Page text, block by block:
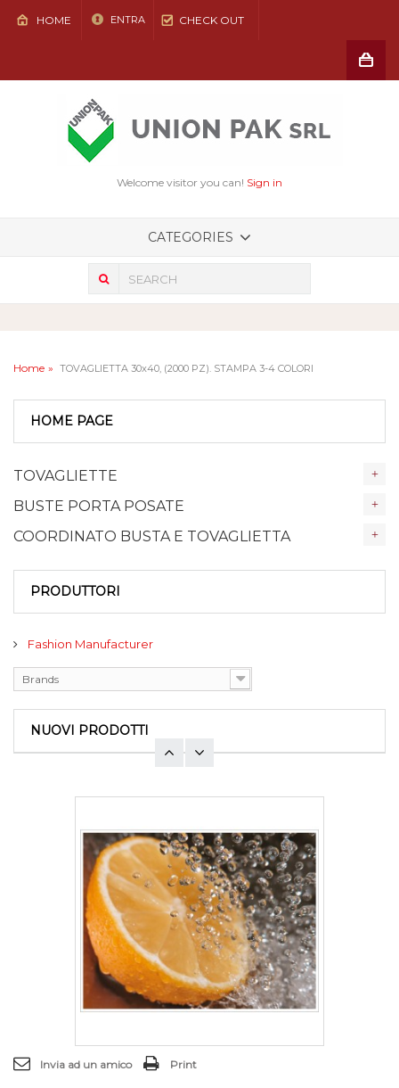
HOME ENTRA CHECK OUT
Welcome visitor you can! Sign in
CATEGORIES
Home TOVAGLIETTA 30x40, (2000 PZ). STAMPA 3-4 COLORI
HOME PAGE
TOVAGLIETTE
BUSTE PORTA POSATE
COORDINATO BUSTA E TOVAGLIETTA
PRODUTTORI
Fashion Manufacturer
Brands
NUOVI PRODOTTI
Invia ad un amico Print